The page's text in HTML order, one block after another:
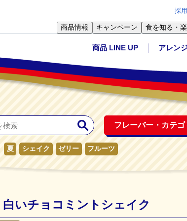
商品情報 キャンペーン 食を知る・
採
商品 LINE UP アレン
フレーバー・ カテ
夏 シェイク ゼリー フルーツ
白いチョコミントシェイク